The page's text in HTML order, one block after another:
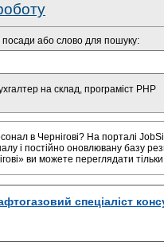
посади або слово для пошуку:
на склад, програміст PHP
в Чернігові? На порталі
і постійно оновлювану базу
ви можете переглядати
спеціаліст